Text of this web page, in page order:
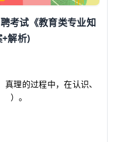
考试《教育类专业知
+解析)
理的过程中，在认识、
）。